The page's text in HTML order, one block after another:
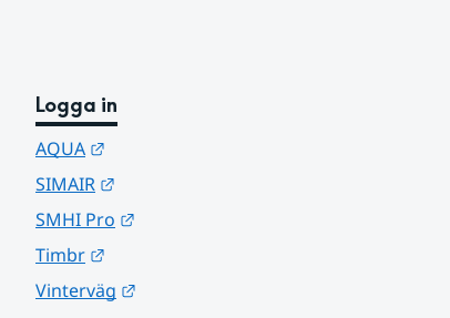
Logga in
AQUA
SIMAIR
SMHI Pro
Timbr
Vinterväg